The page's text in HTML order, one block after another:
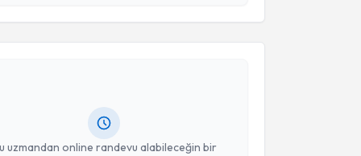
uzmandan online randevu alabileceğin bir
Talebi
Tanrıverdi